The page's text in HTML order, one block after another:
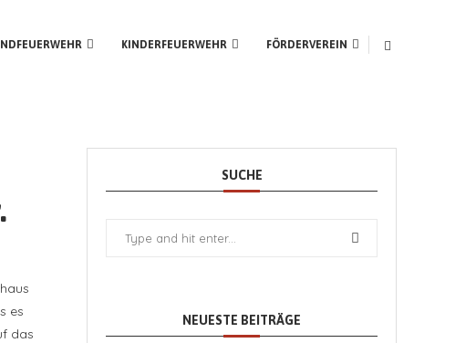
KINDERFEUERWEHR FÖRDERVEREIN
es
das
SUCHE
NEUESTE BEITRÄGE